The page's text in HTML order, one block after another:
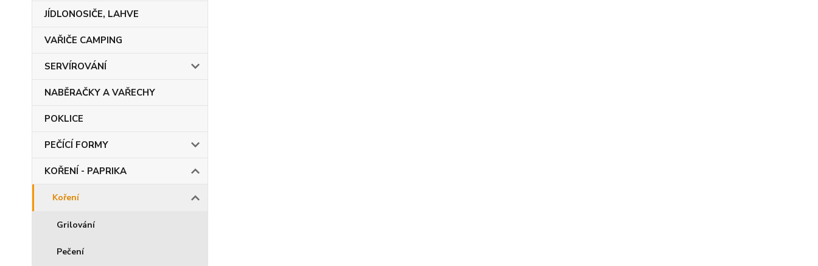
JÍDLONOSIČE, LAHVE
VAŘIČE CAMPING
SERVÍROVÁNÍ
NABĚRAČKY A VAŘECHY
POKLICE
PEČÍCÍ FORMY
KOŘENÍ - PAPRIKA
Koření
Grilování
Pečení